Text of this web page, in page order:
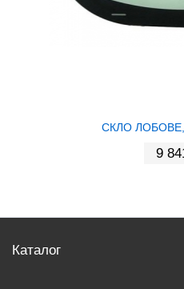
СКЛО ЛОБОВЕ,
9
Каталог